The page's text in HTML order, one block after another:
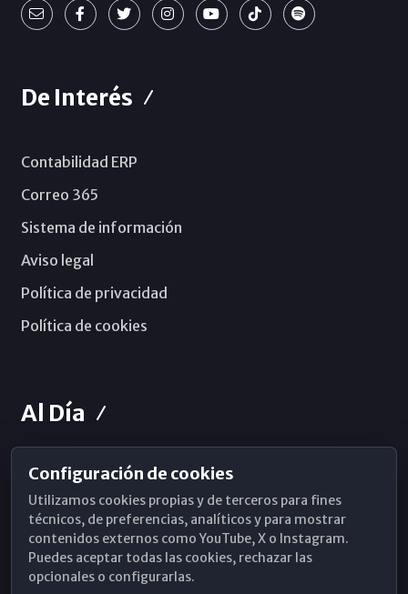
De Interés
Contabilidad ERP
Correo 365
Sistema de información
Aviso legal
Política de privacidad
Política de cookies
Al Día
Horarios de Misa
Hemeroteca
WhatsApp
Configuración de cookies
Utilizamos cookies propias y de terceros para fines
técnicos, de preferencias, analíticos y para mostrar
contenidos externos como YouTube, X o Instagram.
Puedes aceptar todas las cookies, rechazar las
opcionales o configurarlas.